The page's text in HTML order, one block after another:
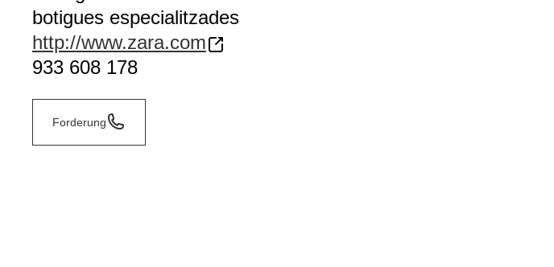
botigues especialitzades
http://www.zara.com
933 608 178
Forderung